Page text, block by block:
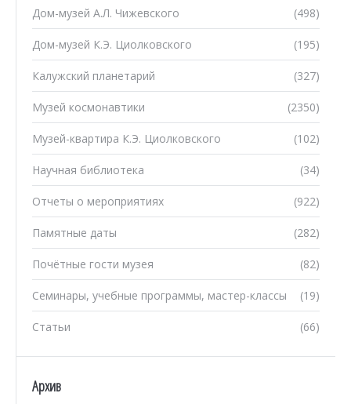
(498)
Дом-музей А.Л. Чижевского
(195)
Дом-музей К.Э. Циолковского
(327)
Калужский планетарий
(2350)
Музей космонавтики
(102)
Музей-квартира К.Э. Циолковского
(34)
Научная библиотека
(922)
Отчеты о мероприятиях
(282)
Памятные даты
(82)
Почётные гости музея
(19)
Семинары, учебные программы, мастер-классы
(66)
Статьи
Архив